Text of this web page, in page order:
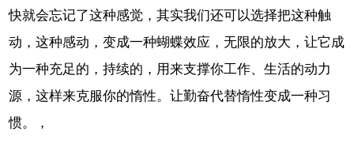
快就会忘记了这种感觉，其实我们还可以选择把这种触
动，这种感动，变成一种蝴蝶效应，无限的放大，让它成
为一种充足的，持续的，用来支撑你工作、生活的动力
源，这样来克服你的惰性。让勤奋代替惰性变成一种习
惯。，